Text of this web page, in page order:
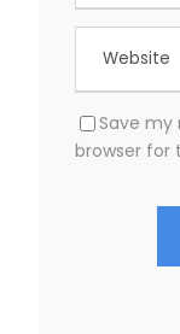
Save my
browser for